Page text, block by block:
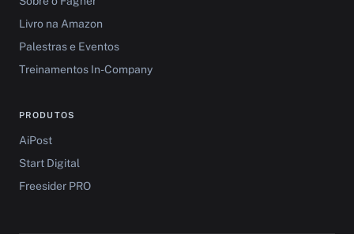
Livro na Amazon
Palestras e Eventos
Treinamentos In-Company
PRODUTOS
AiPost
Start Digital
Freesider PRO